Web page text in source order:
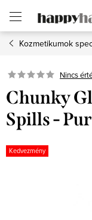
fő
tartalomhozKozmetikumok
Nincs
Chunky
Spills -
Kedvezmény